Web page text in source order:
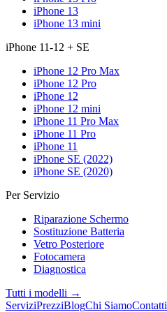
iPhone 13
iPhone 13 mini
iPhone 11-12 + SE
iPhone 12 Pro Max
iPhone 12 Pro
iPhone 12
iPhone 12 mini
iPhone 11 Pro Max
iPhone 11 Pro
iPhone 11
iPhone SE (2022)
iPhone SE (2020)
Per Servizio
Riparazione Schermo
Sostituzione Batteria
Vetro Posteriore
Fotocamera
Diagnostica
Tutti i modelli →
ServiziPrezziBlogChi SiamoContatti